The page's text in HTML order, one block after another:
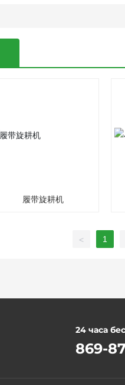
履带旋耕机
< 1
24 часа
869-